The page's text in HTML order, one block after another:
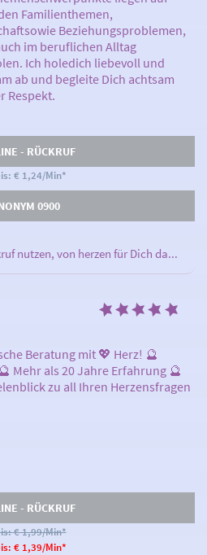
Familienthemen,
Beziehungsproblemen,
im beruflichen Alltag
Ich holedich liebevoll und
ab und begleite Dich achtsam
Respekt.
- RÜCKRUF
€ 1,24/Min*
0900
nutzen, von herzen für Dich da...
Beratung mit 💖 Herz! 🔮
Mehr als 20 Jahre Erfahrung 🔮
zu all Ihren Herzensfragen
- RÜCKRUF
€ 1,99/Min*
€ 1,39/Min*